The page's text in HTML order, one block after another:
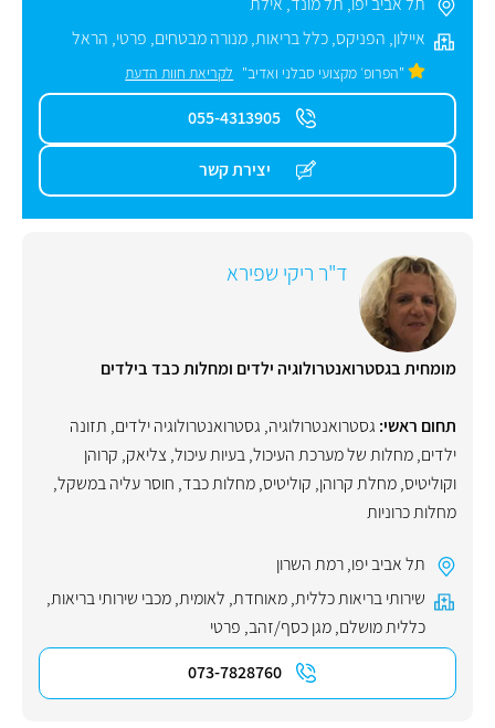
איילון, הפניקס,כלל בריאות,מנורה מבטחים, פרטי, הראל
"הפרופ׳ מקצועי סבלני ואדיב" לקריאת חוות הדעת
055-4313905
יצירת קשר
ד"ר ריקי שפירא
מומחית בגסטרואנטרולוגיה ילדים ומחלות כבד בילדים
תחום ראשי: גסטרואנטרולוגיה, גסטרואנטרולוגיה ילדים, תזונה
ילדים,מחלות של מערכת העיכול,בעיות עיכול, צליאק, קרוהן
וקוליטיס,מחלת קרוהן, קוליטיס,מחלות כבד, חוסר עליה במשקל,
מחלות כרוניות
תל אביב יפו,רמת השרון
שירותי בריאות כללית,מאוחדת, לאומית,מכבי שירותי בריאות,
כללית מושלם,מגן כסף/זהב, פרטי
073-7828760